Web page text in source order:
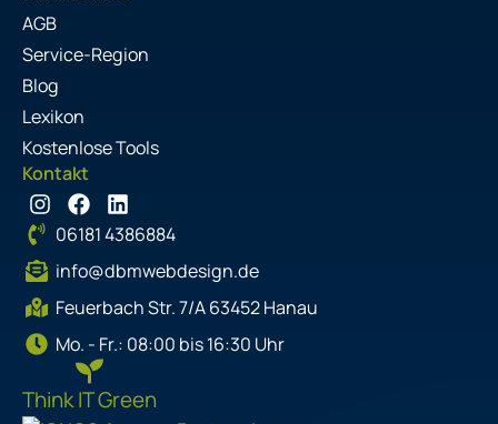
Think IT Green
AGB
Service-Region
Blog
Lexikon
Kostenlose Tools
Kontakt
I
n
s
t
a
g
r
a
F
a
c
e
b
o
k
L
i
n
k
e
d
n
06181 4386884
info@dbmwebdesign.de
Feuerbach Str. 7/A 63452 Hanau
Mo. - Fr.: 08:00 bis 16:30 Uhr